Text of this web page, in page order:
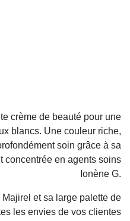
crème de beauté pour une
blancs. Une couleur riche,
soin grâce à sa
concentrée en agents soins
Ionène G.
et sa large palette de
les envies de vos clientes